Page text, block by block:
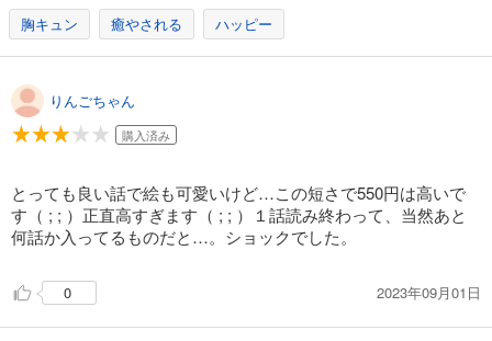
胸キュン 癒やされる ハッピー
りんごちゃん
購入済み
とっても良い話で絵も可愛いけど…この短さで550円は高いで
す（ ; ; ）正直高すぎます（ ; ; ）１話読み終わって、当然あと
何話か入ってるものだと…。ショックでした。
0 2023年09月01日